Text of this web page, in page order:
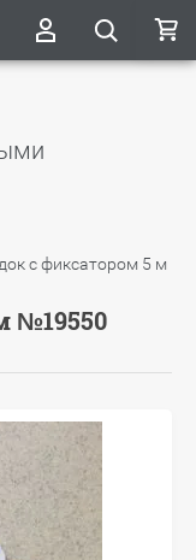
с фиксатором 5 м
№19550